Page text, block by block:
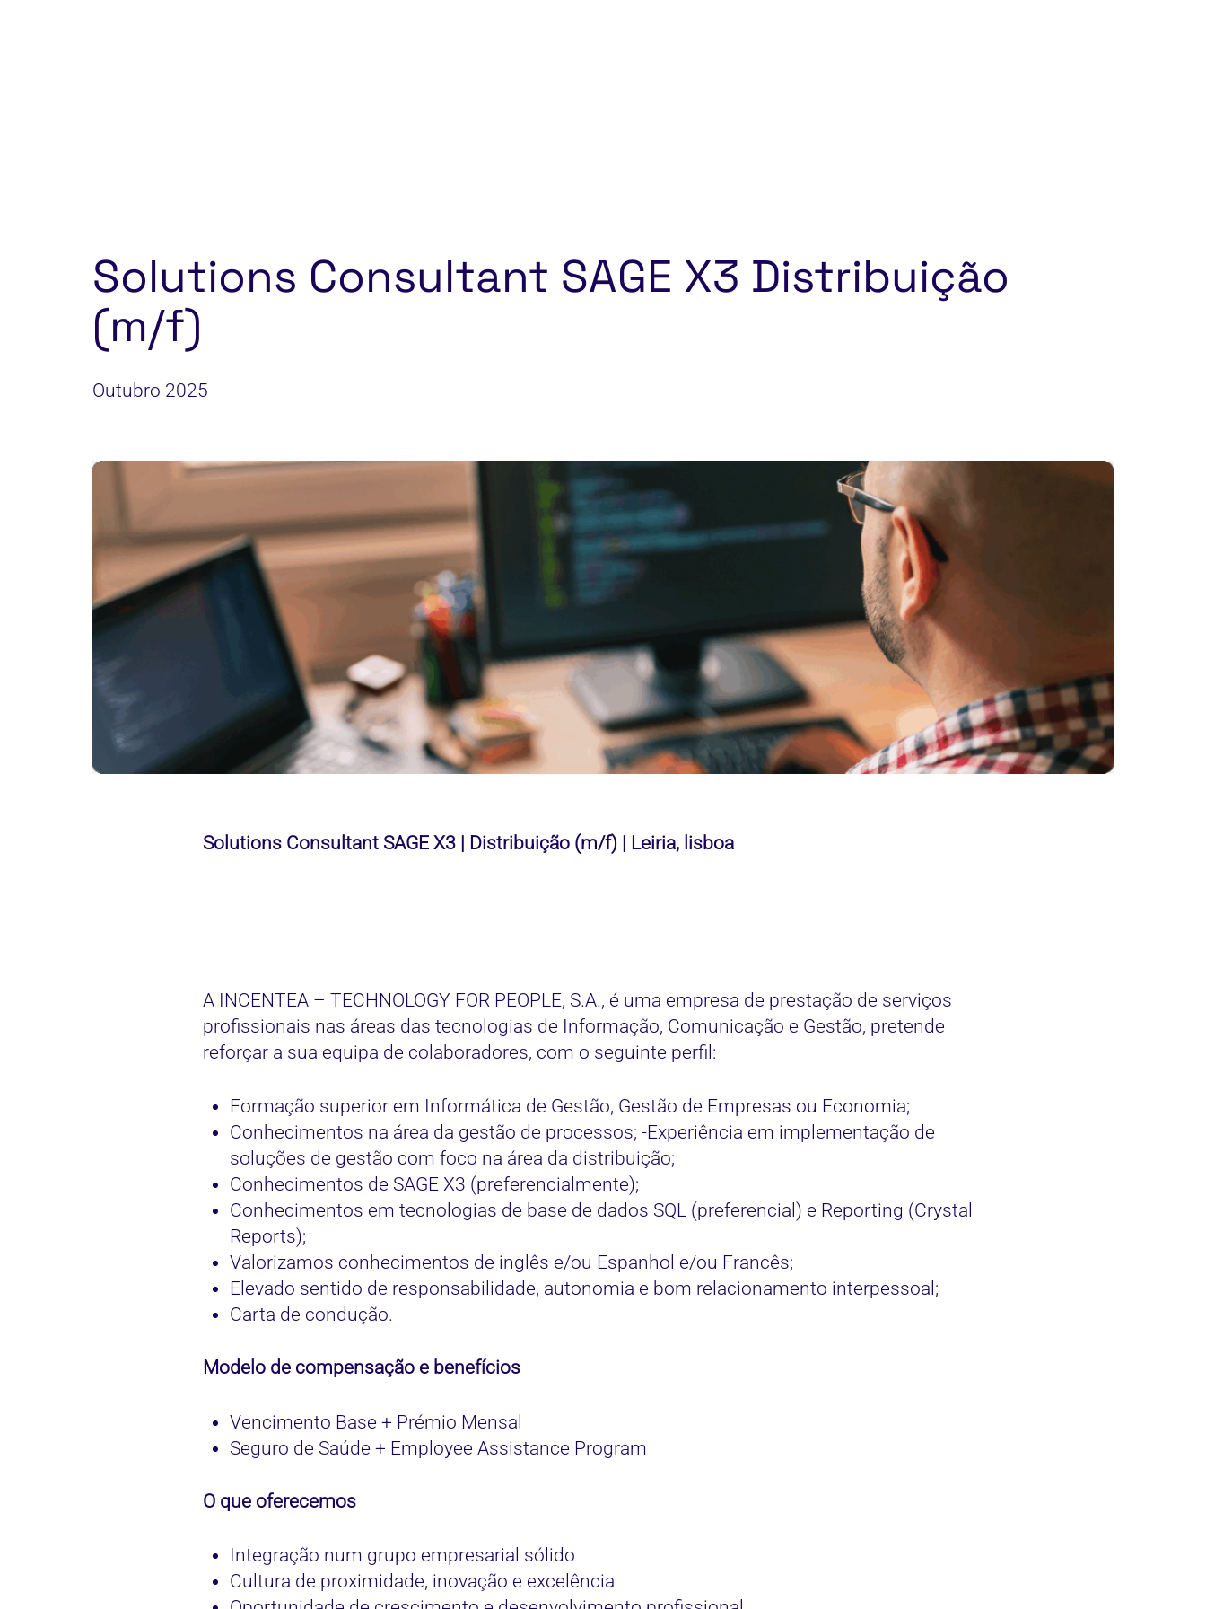
Solutions Consultant SAGE X3 Distribuição
(m/f)
Outubro 2025
Solutions Consultant SAGE X3 | Distribuição (m/f) | Leiria, lisboa
A INCENTEA – TECHNOLOGY FOR PEOPLE, S.A., é uma empresa de prestação de serviços
profissionais nas áreas das tecnologias de Informação, Comunicação e Gestão, pretende
reforçar a sua equipa de colaboradores, com o seguinte perfil:
Formação superior em Informática de Gestão, Gestão de Empresas ou Economia;
Conhecimentos na área da gestão de processos; -Experiência em implementação de
soluções de gestão com foco na área da distribuição;
Conhecimentos de SAGE X3 (preferencialmente);
Conhecimentos em tecnologias de base de dados SQL (preferencial) e Reporting (Crystal
Reports);
Valorizamos conhecimentos de inglês e/ou Espanhol e/ou Francês;
Elevado sentido de responsabilidade, autonomia e bom relacionamento interpessoal;
Carta de condução.
Modelo de compensação e benefícios
Vencimento Base + Prémio Mensal
Seguro de Saúde + Employee Assistance Program
O que oferecemos
Integração num grupo empresarial sólido
Cultura de proximidade, inovação e excelência